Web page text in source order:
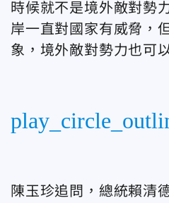
時候就不是境外敵對勢
岸一直對國家有威脅，
象，境外敵對勢力也可
陳玉珍追問，總統賴清